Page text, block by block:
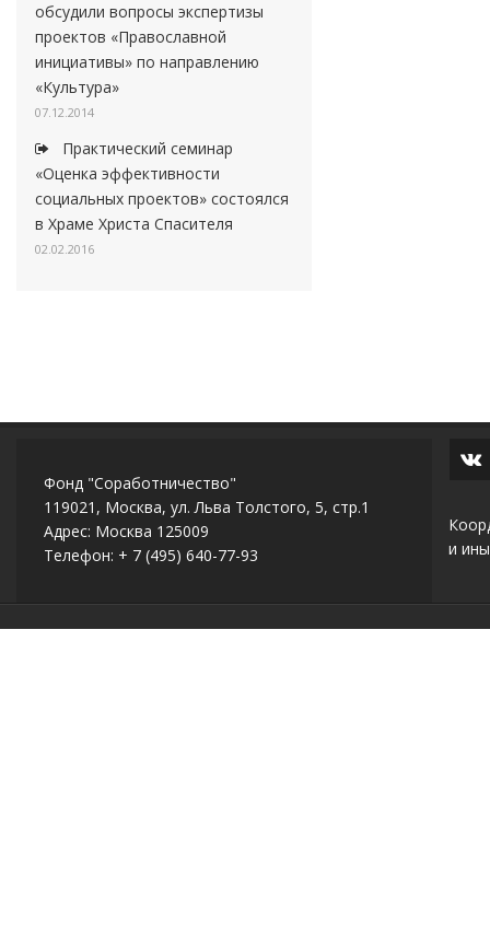
обсудили вопросы экспертизы
проектов «Православной
инициативы» по направлению
«Культура»
07.12.2014
Практический семинар
«Оценка эффективности
социальных проектов» состоялся
в Храме Христа Спасителя
02.02.2016
Фонд "Соработничество"
119021, Москва, ул. Льва Толстого, 5, стр.1
Адрес: Москва 125009
Телефон: + 7 (495) 640-77-93
и